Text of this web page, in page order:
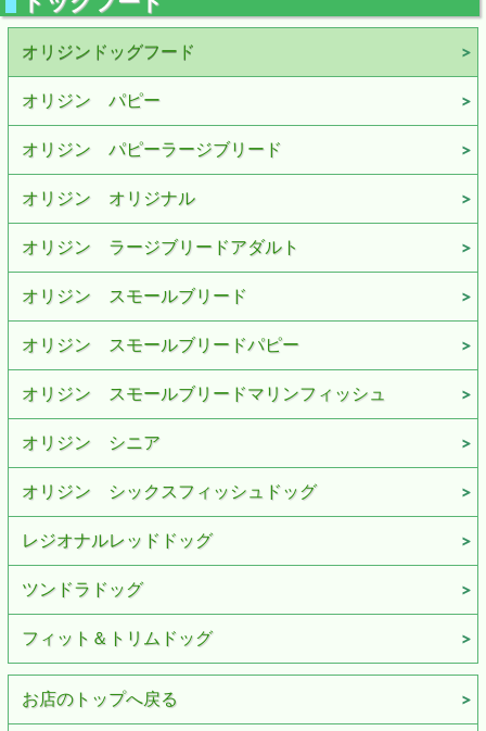
オリジンドッグフード
オリジン パピー
オリジン パピーラージブリード
オリジン オリジナル
オリジン ラージブリードアダルト
オリジン スモールブリード
オリジン スモールブリードパピー
オリジン スモールブリードマリンフィッシュ
オリジン シニア
オリジン シックスフィッシュドッグ
レジオナルレッドドッグ
ツンドラドッグ
フィット＆トリムドッグ
お店のトップへ戻る